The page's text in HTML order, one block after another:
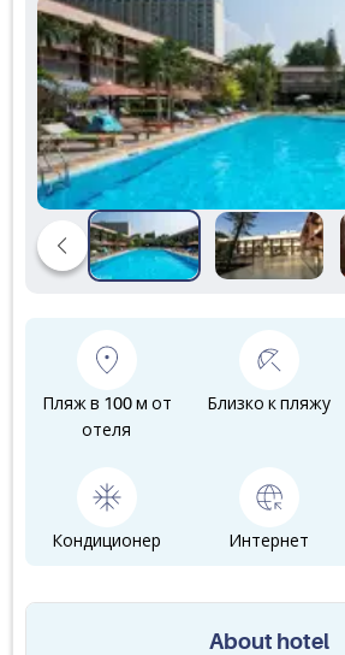
Пляж в 100 м от
отеля
Близко к пляжу
Кондиционер Интернет
About hotel